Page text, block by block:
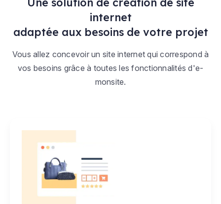
internet
adaptée aux besoins de votre projet
Vous allez concevoir un site internet qui correspond à
vos besoins grâce à toutes les fonctionnalités d'e-
monsite.